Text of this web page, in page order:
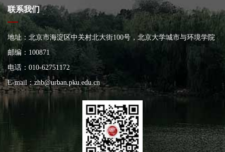
联系我们
地址：北京市海淀区中关村北大街100号，北京大学城市与环境学院
大楼
邮编：100871
电话：010-62751172
E-mail：zhb@urban.pku.edu.cn